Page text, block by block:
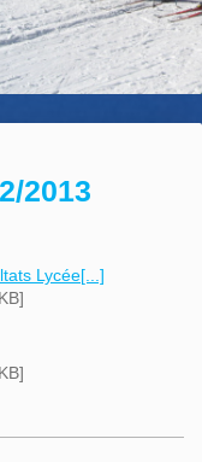
2013
Lycée[...]